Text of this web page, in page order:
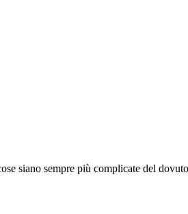
siano sempre più complicate del